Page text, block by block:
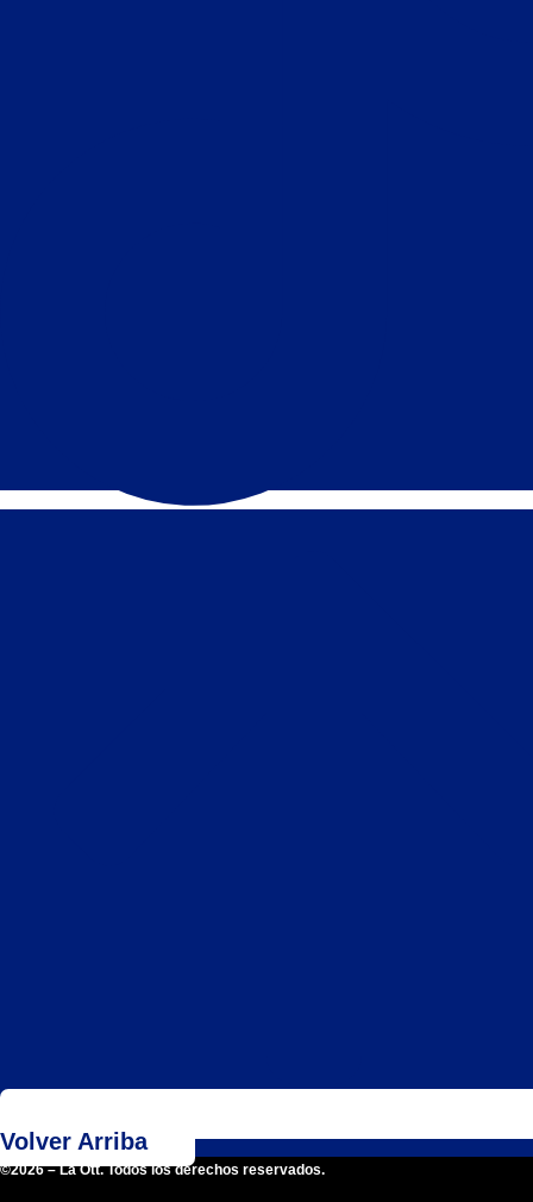
Volver Arriba
©2026 – La Ott. Todos los derechos reservados.